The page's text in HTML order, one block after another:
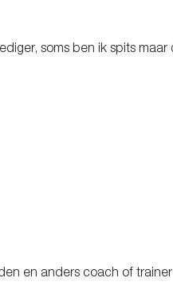
soms ben ik spits maar
en anders coach of